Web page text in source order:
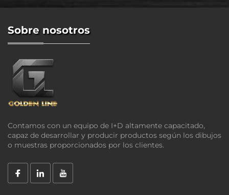
Sobre nosotros
Contamos con un equipo de I+D altamente capacitado,
capaz de desarrollar y producir productos según los dibujos
o muestras proporcionados por los clientes.